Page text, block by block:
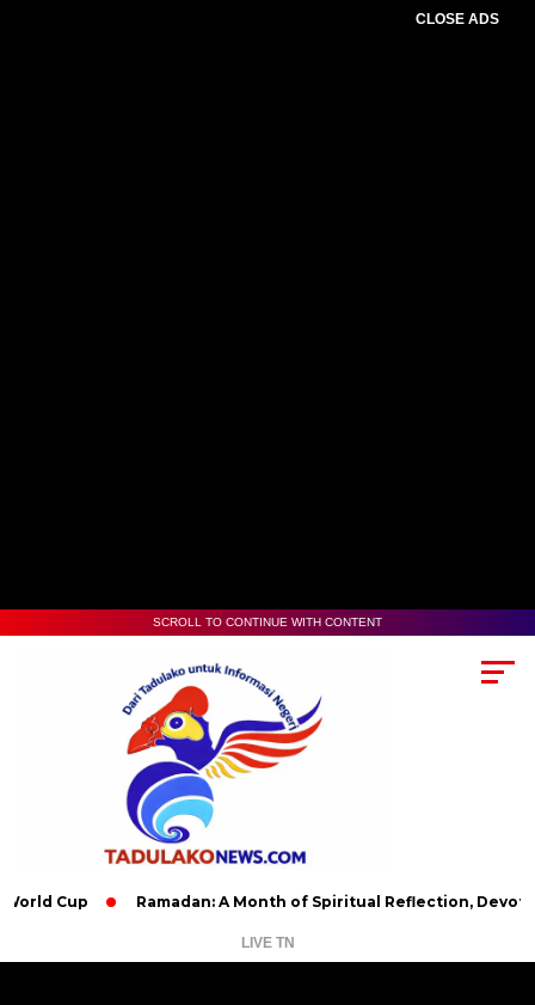
CLOSE ADS
SCROLL TO CONTINUE WITH CONTENT
Ramadan: A Month of Spiritual Reflection, Devotion, and
LIVE TN